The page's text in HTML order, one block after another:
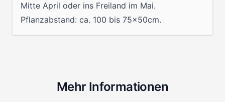
Mitte April oder ins Freiland im Mai.
Pflanzabstand: ca. 100 bis 75x50cm.
Mehr Informationen